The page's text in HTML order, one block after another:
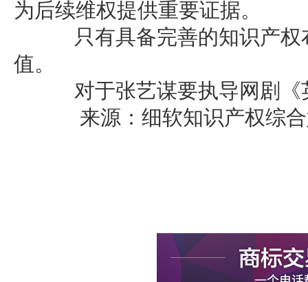
为后续维权提供重要证据。
只有具备完善的知识产权
值。
对于张艺谋要执导网剧《
来源：细软知识产权综合